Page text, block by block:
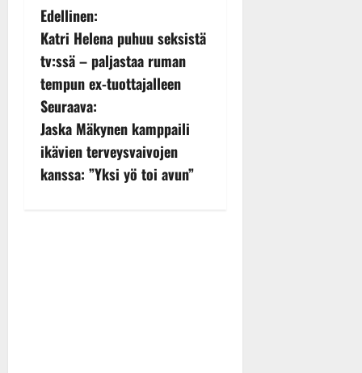
P
o
s
t
n
a
Edellinen:
Katri Helena puhuu seksistä
tv:ssä – paljastaa ruman
tempun ex-tuottajalleen
Seuraava:
Jaska Mäkynen kamppaili
ikävien terveysvaivojen
kanssa: ”Yksi yö toi avun”